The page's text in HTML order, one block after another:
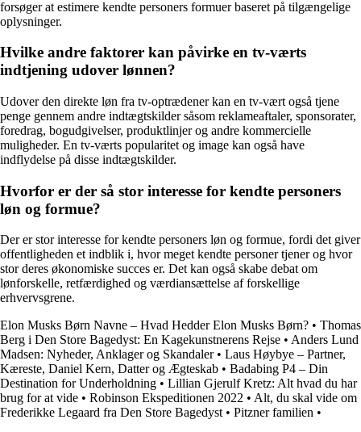
forsøger at estimere kendte personers formuer baseret på tilgængelige
oplysninger.
Hvilke andre faktorer kan påvirke en tv-værts
indtjening udover lønnen?
Udover den direkte løn fra tv-optrædener kan en tv-vært også tjene
penge gennem andre indtægtskilder såsom reklameaftaler, sponsorater,
foredrag, bogudgivelser, produktlinjer og andre kommercielle
muligheder. En tv-værts popularitet og image kan også have
indflydelse på disse indtægtskilder.
Hvorfor er der så stor interesse for kendte personers
løn og formue?
Der er stor interesse for kendte personers løn og formue, fordi det giver
offentligheden et indblik i, hvor meget kendte personer tjener og hvor
stor deres økonomiske succes er. Det kan også skabe debat om
lønforskelle, retfærdighed og værdiansættelse af forskellige
erhvervsgrene.
Elon Musks Børn Navne – Hvad Hedder Elon Musks Børn? • Thomas
Berg i Den Store Bagedyst: En Kagekunstnerens Rejse • Anders Lund
Madsen: Nyheder, Anklager og Skandaler• Laus Høybye – Partner,
Kæreste, Daniel Kern, Datter og Ægteskab • Badabing P4 – Din
Destination for Underholdning • Lillian Gjerulf Kretz: Alt hvad du har
brug for at vide • Robinson Ekspeditionen 2022 • Alt, du skal vide om
Frederikke Legaard fra Den Store Bagedyst • Pitzner familien •